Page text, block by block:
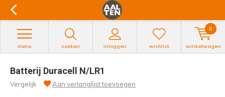
zoeken inloggen
menu wishlist winkelwagen
0
Batterij Duracell N/LR1
Vergelijk Aan verlanglijst toevoegen